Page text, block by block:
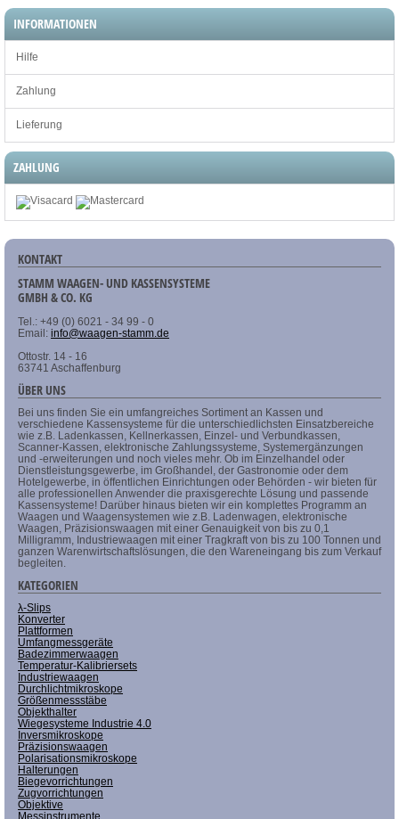
INFORMATIONEN
Hilfe
Zahlung
Lieferung
ZAHLUNG
KONTAKT
STAMM WAAGEN- UND KASSENSYSTEME
GMBH & CO. KG
Tel.: +49 (0) 6021 - 34 99 - 0
Email: info@waagen-stamm.de
Ottostr. 14 - 16
63741 Aschaffenburg
ÜBER UNS
Bei uns finden Sie ein umfangreiches Sortiment an Kassen und
verschiedene Kassensysteme für die unterschiedlichsten Einsatzbereiche
wie z.B. Ladenkassen, Kellnerkassen, Einzel- und Verbundkassen,
Scanner-Kassen, elektronische Zahlungssysteme, Systemergänzungen
und -erweiterungen und noch vieles mehr. Ob im Einzelhandel oder
Dienstleistungsgewerbe, im Großhandel, der Gastronomie oder dem
Hotelgewerbe, in öffentlichen Einrichtungen oder Behörden - wir bieten für
alle professionellen Anwender die praxisgerechte Lösung und passende
Kassensysteme! Darüber hinaus bieten wir ein komplettes Programm an
Waagen und Waagensystemen wie z.B. Ladenwagen, elektronische
Waagen, Präzisionswaagen mit einer Genauigkeit von bis zu 0,1
Milligramm, Industriewaagen mit einer Tragkraft von bis zu 100 Tonnen und
ganzen Warenwirtschaftslösungen, die den Wareneingang bis zum Verkauf
begleiten.
KATEGORIEN
λ-Slips
Konverter
Plattformen
Umfangmessgeräte
Badezimmerwaagen
Temperatur-Kalibriersets
Industriewaagen
Durchlichtmikroskope
Größenmessstäbe
Objekthalter
Wiegesysteme Industrie 4.0
Inversmikroskope
Präzisionswaagen
Polarisationsmikroskope
Halterungen
Biegevorrichtungen
Zugvorrichtungen
Objektive
Messinstrumente